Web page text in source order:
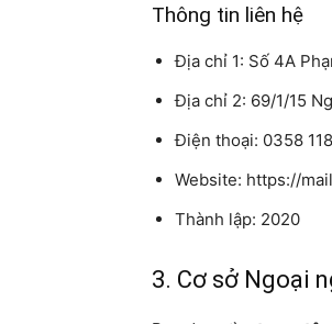
Thông tin liên hệ
Địa chỉ 1: Số 4A
Địa chỉ 2: 69/1/15
Điện thoại: 0358
Website: https://
Thành lập: 2020
3. Cơ sở Ngoại